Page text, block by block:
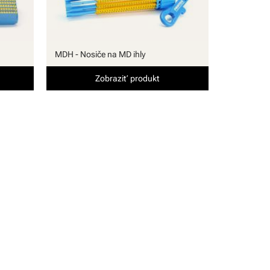
MDH - Nosiče na MD ihly
Zobraziť produkt